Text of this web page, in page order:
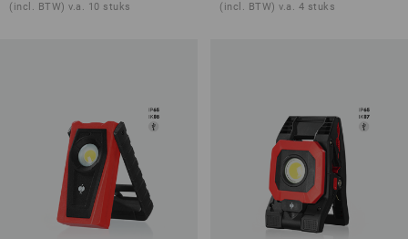
(incl. BTW) v.a. 10 stuks (incl. BTW) v.a. 4 stuks